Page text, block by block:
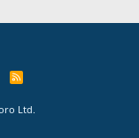
R
Ltd.